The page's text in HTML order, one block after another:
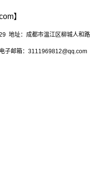
】
地址：成都市温江区柳城人和路
子邮箱：3111969812@qq.com